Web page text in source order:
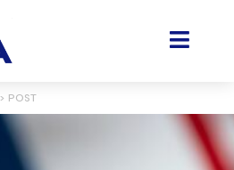
> POST